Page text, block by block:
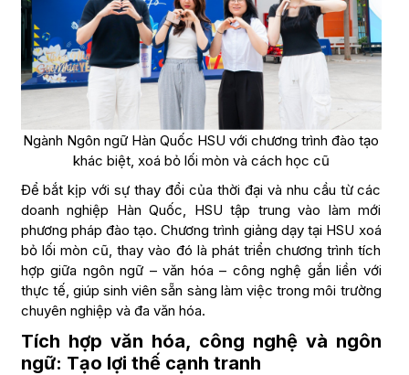
Ngành Ngôn ngữ Hàn Quốc HSU với chương trình đào tạo
khác biệt, xoá bỏ lối mòn và cách học cũ
Để bắt kịp với sự thay đổi của thời đại và nhu cầu từ các
doanh nghiệp Hàn Quốc, HSU tập trung vào làm mới
phương pháp đào tạo. Chương trình giảng dạy tại HSU xoá
bỏ lối mòn cũ, thay vào đó là phát triển chương trình tích
hợp giữa ngôn ngữ – văn hóa – công nghệ gắn liền với
thực tế, giúp sinh viên sẵn sàng làm việc trong môi trường
chuyên nghiệp và đa văn hóa.
Tích hợp văn hóa, công nghệ và ngôn
ngữ: Tạo lợi thế cạnh tranh